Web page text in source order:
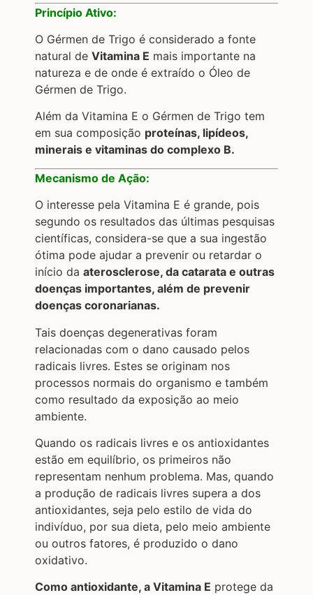
Princípio Ativo:
O Gérmen de Trigo é considerado a fonte
natural de Vitamina E mais importante na
natureza e de onde é extraído o Óleo de
Gérmen de Trigo.
Além da Vitamina E o Gérmen de Trigo tem
em sua composição proteínas, lipídeos,
minerais e vitaminas do complexo B.
Mecanismo de Ação:
O interesse pela Vitamina E é grande, pois
segundo os resultados das últimas pesquisas
científicas, considera-se que a sua ingestão
ótima pode ajudar a prevenir ou retardar o
início da aterosclerose, da catarata e outras
doenças importantes, além de prevenir
doenças coronarianas.
Tais doenças degenerativas foram
relacionadas com o dano causado pelos
radicais livres. Estes se originam nos
processos normais do organismo e também
como resultado da exposição ao meio
ambiente.
Quando os radicais livres e os antioxidantes
estão em equilíbrio, os primeiros não
representam nenhum problema. Mas, quando
a produção de radicais livres supera a dos
antioxidantes, seja pelo estilo de vida do
indivíduo, por sua dieta, pelo meio ambiente
ou outros fatores, é produzido o dano
oxidativo.
Como antioxidante, a Vitamina E protege da